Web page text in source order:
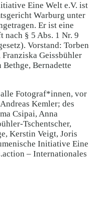
Eine Welt e.V. ist
Warburg unter
Er ist eine
nach § 5 Abs. 1 Nr. 9
Vorstand: Torben
Geissbühler
Bernadette
Fotograf*innen, vor
Kemler; des
Csipai, Anna
Tschentscher,
Kerstin Veigt, Joris
Initiative Eine
– Internationales